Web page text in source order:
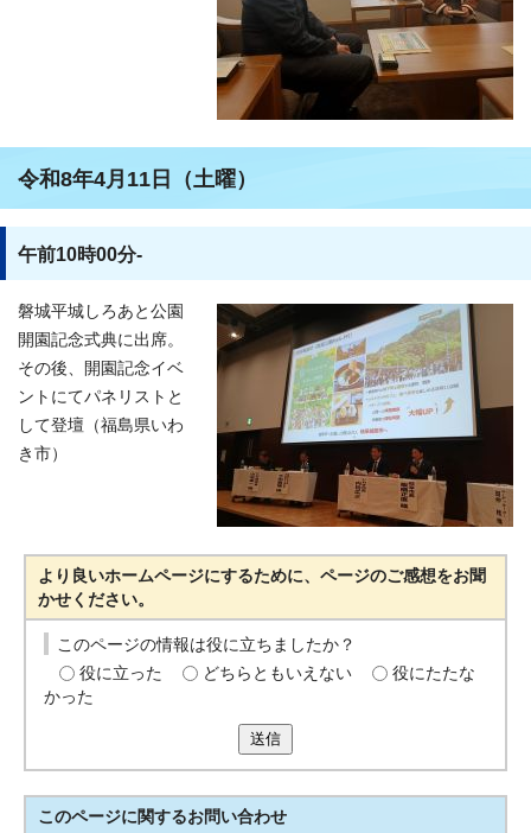
令和8年4月11日（土曜）
午前10時00分-
磐城平城しろあと公園
開園記念式典に出席。
その後、開園記念イベ
ントにてパネリストと
して登壇（福島県いわ
き市）
より良いホームページにするために、ページのご感想をお聞
かせください。
このページの情報は役に立ちましたか？
役に立った
どちらともいえない
役にたたな
かった
送信
このページに関するお問い合わせ